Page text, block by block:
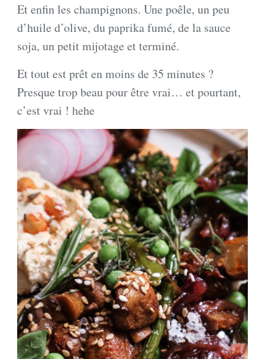
Et enfin les champignons. Une poêle, un peu
d’huile d’olive, du paprika fumé, de la sauce
soja, un petit mijotage et terminé.
Et tout est prêt en moins de 35 minutes ?
Presque trop beau pour être vrai… et pourtant,
c’est vrai ! hehe